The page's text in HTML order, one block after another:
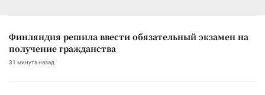
Финляндия решила ввести обязательный экзамен на
получение гражданства
31 минута назад